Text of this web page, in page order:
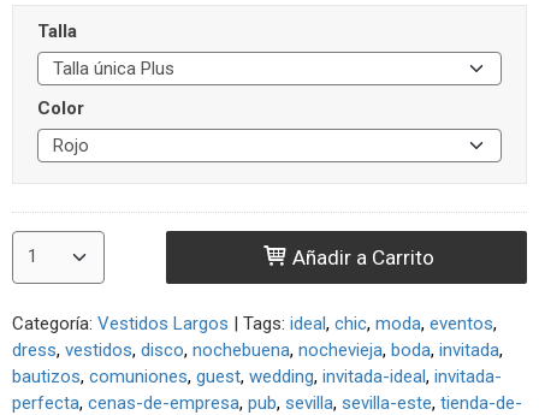
Talla
Color
Añadir a Carrito
Categoría: Vestidos Largos | Tags: ideal chic moda eventos
dress vestidos disco nochebuena nochevieja boda invitada
bautizos comuniones guest wedding invitada-ideal invitada-
perfecta cenas-de-empresa pub sevilla sevilla-este tienda-de-